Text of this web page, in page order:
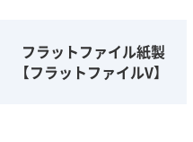
フラットファイル紙製
【フラットファイルV】